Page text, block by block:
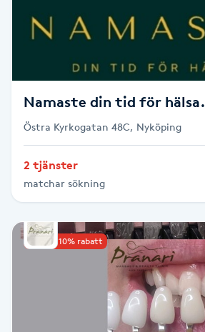
Faceliftmassage
Fet hårbotten
Fettreducering
Fillers
Namaste din tid för hälsa.
Östra Kyrkogatan 48C, Nyköping
2 tjänster
matchar sökning
Upp till 10% rabatt